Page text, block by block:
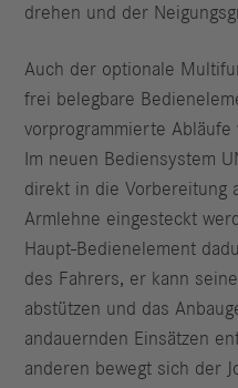
drehen und der
Auch der optionale
frei belegbare
vorprogrammierte
Im neuen Bediensystem
direkt in die Vorbereitung
Armlehne eingesteckt
Haupt-Bedienelement
des Fahrers, er kann
abstützen und das
andauernden Einsätzen
anderen bewegt sich der